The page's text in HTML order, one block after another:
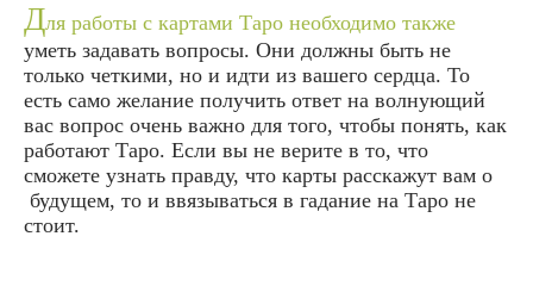
Для работы с картами Таро необходимо также
уметь задавать вопросы. Они должны быть не
только четкими, но и идти из вашего сердца. То
есть само желание получить ответ на волнующий
вас вопрос очень важно для того, чтобы понять, как
работают Таро. Если вы не верите в то, что
сможете узнать правду, что карты расскажут вам о
будущем, то и ввязываться в гадание на Таро не
стоит.